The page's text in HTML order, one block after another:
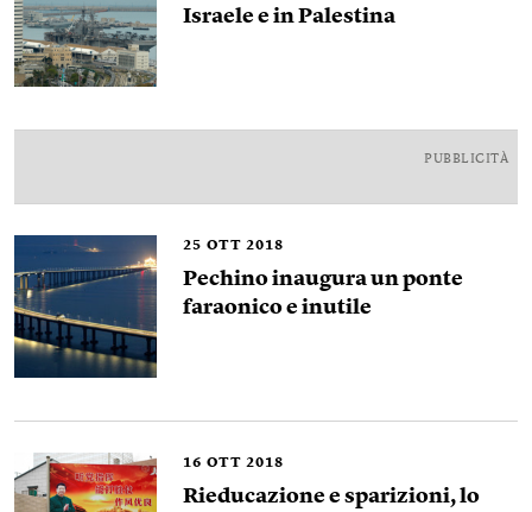
Israele e in Palestina
PUBBLICITÀ
25 OTT 2018
Pechino inaugura un ponte
faraonico e inutile
16 OTT 2018
Rieducazione e sparizioni, lo